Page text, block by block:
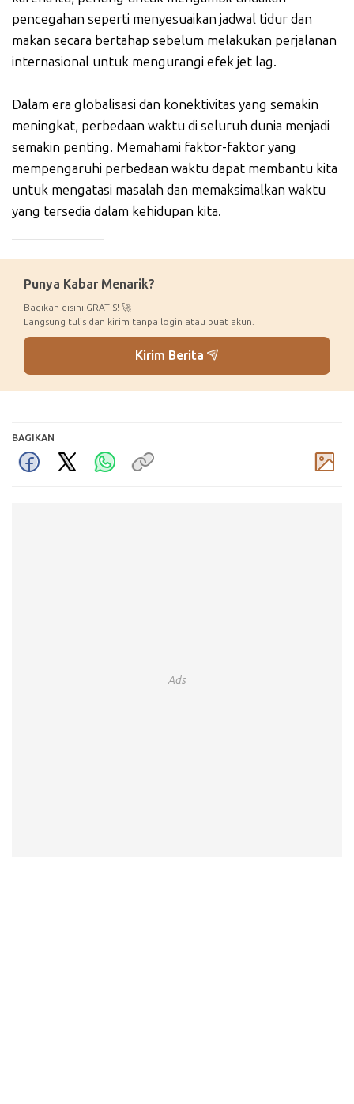
pencegahan seperti menyesuaikan jadwal tidur dan
makan secara bertahap sebelum melakukan perjalanan
internasional untuk mengurangi efek jet lag.
Dalam era globalisasi dan konektivitas yang semakin
meningkat, perbedaan waktu di seluruh dunia menjadi
semakin penting. Memahami faktor-faktor yang
mempengaruhi perbedaan waktu dapat membantu kita
untuk mengatasi masalah dan memaksimalkan waktu
yang tersedia dalam kehidupan kita.
Punya Kabar Menarik?
Bagikan disini GRATIS! 🚀
Langsung tulis dan kirim tanpa login atau buat akun.
Kirim Berita
BAGIKAN
Ads